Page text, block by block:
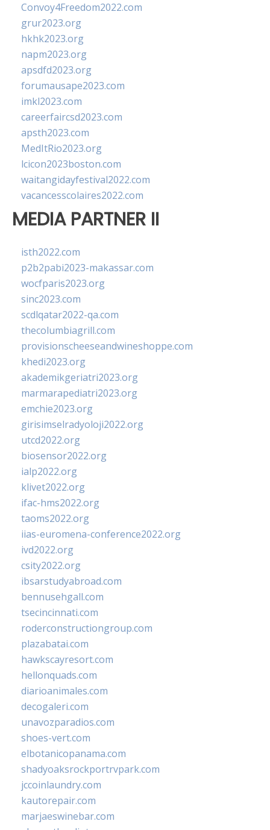
Convoy4Freedom2022.com
grur2023.org
hkhk2023.org
napm2023.org
apsdfd2023.org
forumausape2023.com
imkl2023.com
careerfaircsd2023.com
apsth2023.com
MedItRio2023.org
lcicon2023boston.com
waitangidayfestival2022.com
vacancesscolaires2022.com
MEDIA PARTNER II
isth2022.com
p2b2pabi2023-makassar.com
wocfparis2023.org
sinc2023.com
scdlqatar2022-qa.com
thecolumbiagrill.com
provisionscheeseandwineshoppe.com
khedi2023.org
akademikgeriatri2023.org
marmarapediatri2023.org
emchie2023.org
girisimselradyoloji2022.org
utcd2022.org
biosensor2022.org
ialp2022.org
klivet2022.org
ifac-hms2022.org
taoms2022.org
iias-euromena-conference2022.org
ivd2022.org
csity2022.org
ibsarstudyabroad.com
bennusehgall.com
tsecincinnati.com
roderconstructiongroup.com
plazabatai.com
hawkscayresort.com
hellonquads.com
diarioanimales.com
decogaleri.com
unavozparadios.com
shoes-vert.com
elbotanicopanama.com
shadyoaksrockportrvpark.com
jccoinlaundry.com
kautorepair.com
marjaeswinebar.com